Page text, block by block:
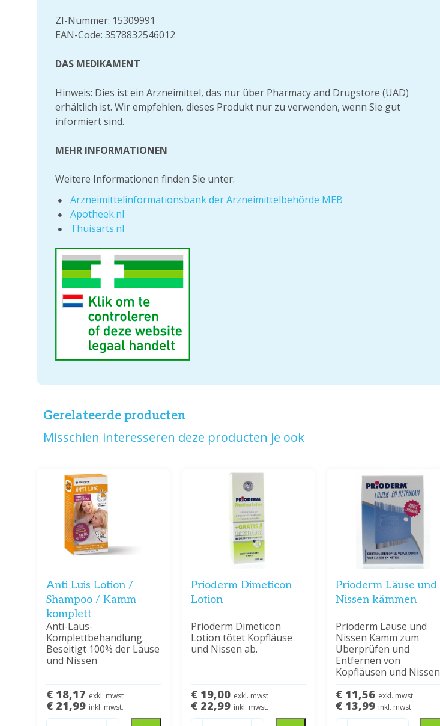
ZI-Nummer: 15309991
EAN-Code: 3578832546012
DAS MEDIKAMENT
Hinweis: Dies ist ein Arzneimittel, das nur über Pharmacy and Drugstore (UAD)
erhältlich ist. Wir empfehlen, dieses Produkt nur zu verwenden, wenn Sie gut
informiert sind.
MEHR INFORMATIONEN
Weitere Informationen finden Sie unter:
Arzneimittelinformationsbank der Arzneimittelbehörde MEB
Apotheek.nl
Thuisarts.nl
Gerelateerde producten
Misschien interesseren deze producten je ook
Anti Luis Lotion /
Shampoo / Kamm
komplett
Anti-Laus-
Komplettbehandlung.
Beseitigt 100% der Läuse
und Nissen
€ 18,17 exkl. mwst
€ 21,99 inkl. mwst.
Prioderm Dimeticon
Lotion
Prioderm Dimeticon
Lotion tötet Kopfläuse
und Nissen ab.
€ 19,00 exkl. mwst
€ 22,99 inkl. mwst.
Prioderm Läuse und
Nissen kämmen
Prioderm Läuse und
Nissen Kamm zum
Überprüfen und
Entfernen von
Kopfläusen und Nissen
€ 11,56 exkl. mwst
€ 13,99 inkl. mwst.